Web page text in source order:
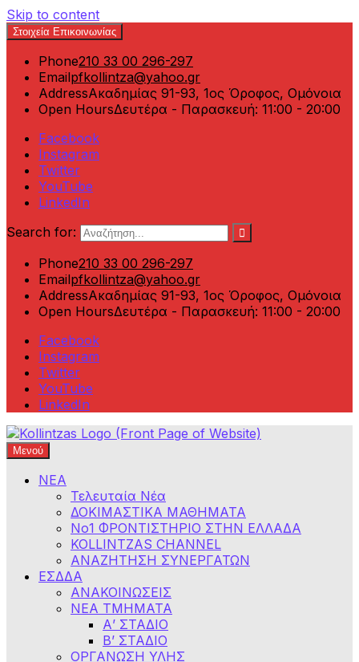
Skip to content
Στοιχεία Επικοινωνίας
Phone210 33 00 296-297
Emailpfkollintza@yahoo.gr
AddressΑκαδημίας 91-93, 1ος Όροφος, Ομόνοια
Open HoursΔευτέρα - Παρασκευή: 11:00 - 20:00
Facebook
Instagram
Twitter
YouTube
LinkedIn
Search for:
Phone210 33 00 296-297
Emailpfkollintza@yahoo.gr
AddressΑκαδημίας 91-93, 1ος Όροφος, Ομόνοια
Open HoursΔευτέρα - Παρασκευή: 11:00 - 20:00
Facebook
Instagram
Twitter
YouTube
LinkedIn
Φροντιστήρια Κολλίντζα – Διαγωνισμοί Δημοσίου
ΕΣΔΔΑ – ΑΣΕΠ – ΑΑΔΕ – ΕΣΔΙ – ΥΠΕΞ
Μενού
ΝΕΑ
Τελευταία Νέα
ΔΟΚΙΜΑΣΤΙΚΑ ΜΑΘΗΜΑΤΑ
Νο1 ΦΡΟΝΤΙΣΤΗΡΙΟ ΣΤΗΝ ΕΛΛΑΔΑ
KOLLINTZAS CHANNEL
ΑΝΑΖΗΤΗΣΗ ΣΥΝΕΡΓΑΤΩΝ
ΕΣΔΔΑ
ΑΝΑΚΟΙΝΩΣΕΙΣ
ΝΕΑ ΤΜΗΜΑΤΑ
Α’ ΣΤΑΔΙΟ
Β’ ΣΤΑΔΙΟ
ΟΡΓΑΝΩΣΗ ΥΛΗΣ